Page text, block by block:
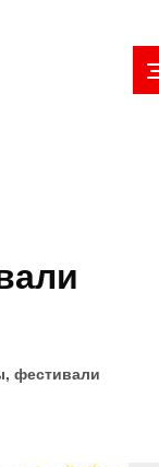
фестивали